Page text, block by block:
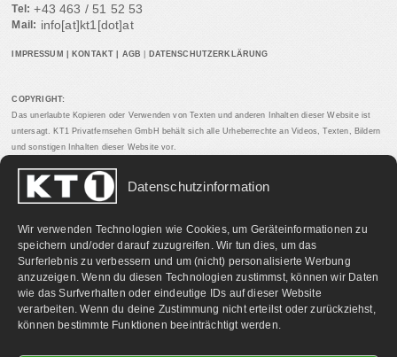
Datenschutzinformation
Wir verwenden Technologien wie Cookies, um Geräteinformationen zu
speichern und/oder darauf zuzugreifen. Wir tun dies, um das
Surferlebnis zu verbessern und um (nicht) personalisierte Werbung
anzuzeigen. Wenn du diesen Technologien zustimmst, können wir Daten
wie das Surfverhalten oder eindeutige IDs auf dieser Website
verarbeiten. Wenn du deine Zustimmung nicht erteilst oder zurückziehst,
können bestimmte Funktionen beeinträchtigt werden.
Tel: +43 463 / 51 52 53
Mail: info[at]kt1[dot]at
IMPRESSUM KONTAKT AGB DATENSCHUTZERKLÄRUNG
COPYRIGHT:
Das unerlaubte Kopieren oder Verwenden von Texten und anderen Inhalten dieser Website ist
untersagt. KT1 Privatfernsehen GmbH behält sich alle Urheberrechte an Videos, Texten, Bildern
und sonstigen Inhalten dieser Website vor.
PARTNERLINKS: